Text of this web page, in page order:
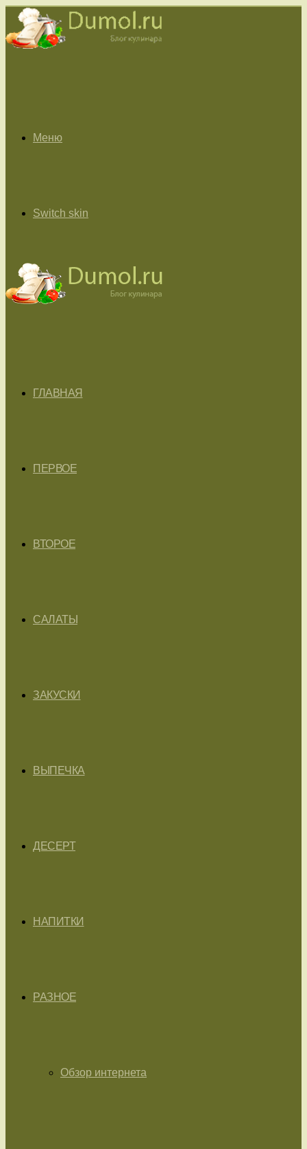
Меню
Switch skin
ГЛАВНАЯ
ПЕРВОЕ
ВТОРОЕ
САЛАТЫ
ЗАКУСКИ
ВЫПЕЧКА
ДЕСЕРТ
НАПИТКИ
РАЗНОЕ
Обзор интернета